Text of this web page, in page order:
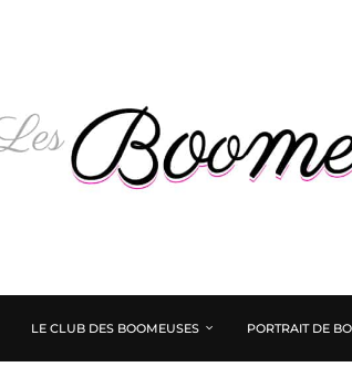
LE CLUB DES BOOMEUSES PORTRAIT DE